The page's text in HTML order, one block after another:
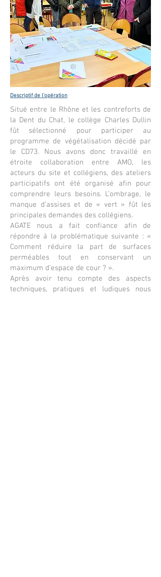
Descriptif de l'opération
Situé entre le Rhône et les contreforts de
la Dent du Chat, le collège Charles Dullin
fût sélectionné pour participer au
programme de végétalisation décidé par
le CD73. Nous avons donc travaillé en
étroite collaboration entre AMO, les
acteurs du site et collégiens, des ateliers
participatifs ont été organisé afin pour
comprendre leurs besoins. L’ombrage, le
manque d’assises et de « vert » fût les
principales demandes des collégiens.
AGATE nous a fait confiance afin de
répondre à la problématique suivante : «
Comment réduire la part de surfaces
perméables tout en conservant un
maximum d’espace de cour ? ».
Après avoir tenu compte des aspects
techniques, pratiques et ludiques nous